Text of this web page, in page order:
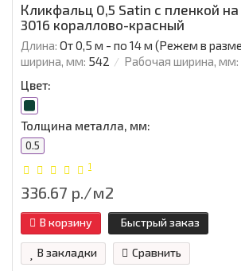
Кликфальц 0,5 Satin с пленкой на
3016 кораллово-красный
Длина: От 0,5 м - по 14 м (Режем в
ширина, мм: 542 Рабочая ширина, мм:
Цвет:
Толщина металла, мм:
0.5
1
336.67 р./м2
В корзину Быстрый заказ
В закладки Сравнить